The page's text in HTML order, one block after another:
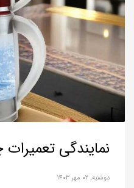
نمایندگی
دوشنبه, ۰۲ مهر ۱۴۰۳